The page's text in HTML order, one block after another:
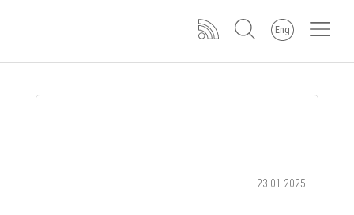
Eng
23.01.2025